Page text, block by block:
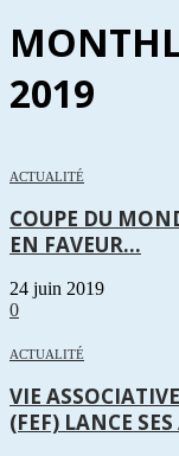
2019
ACTUALITÉ
COUPE DU
EN FAVEUR...
24 juin 2019
0
ACTUALITÉ
VIE
(FEF) LANCE